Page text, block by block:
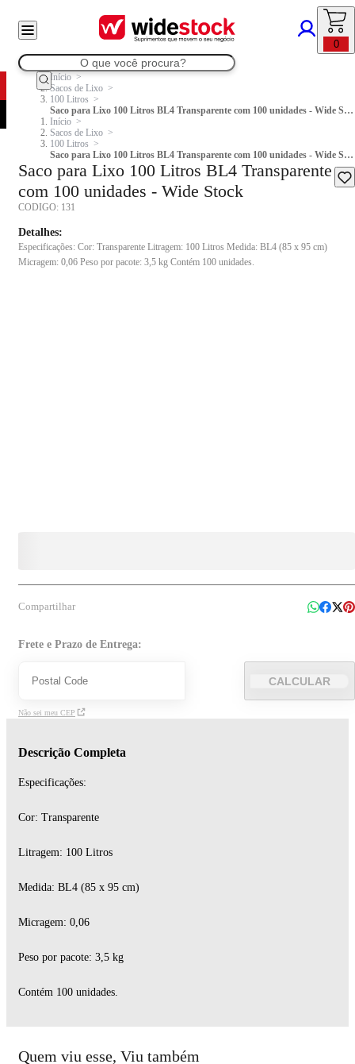
0
Início
Sacos de Lixo
100 Litros
Saco para Lixo 100 Litros BL4 Transparente com 100 unidades - Wide Stock
Início
Sacos de Lixo
100 Litros
Saco para Lixo 100 Litros BL4 Transparente com 100 unidades - Wide Stock
Saco para Lixo 100 Litros BL4 Transparente
com 100 unidades - Wide Stock
CODIGO: 131
Detalhes:
Especificações: Cor: Transparente Litragem: 100 Litros Medida: BL4 (85 x 95 cm)
Micragem: 0,06 Peso por pacote: 3,5 kg Contém 100 unidades.
Compartilhar
Frete e Prazo de Entrega:
CALCULAR
Não sei meu CEP
Descrição Completa
Especificações:
Cor: Transparente
Litragem: 100 Litros
Medida: BL4 (85 x 95 cm)
Micragem: 0,06
Peso por pacote: 3,5 kg
Contém 100 unidades.
Quem viu esse, Viu também